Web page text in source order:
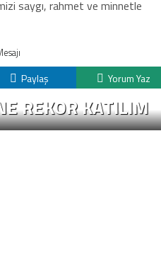
saygı, rahmet ve minnetle
Paylaş Yorum Yaz
REKOR KATILIM